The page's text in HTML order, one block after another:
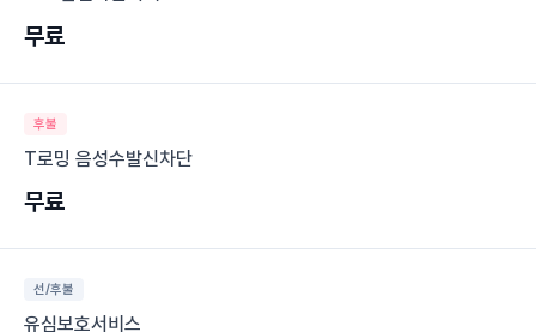
무료
후불
T로밍 음성수발신차단
무료
선/후불
유심보호서비스